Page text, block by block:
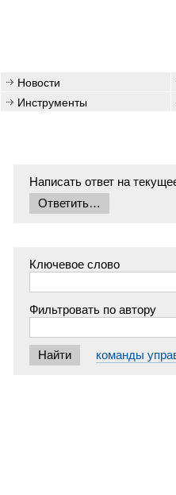
Новости
Инструменты
Написать ответ на
Ключевое слово
Фильтровать по автору
команды